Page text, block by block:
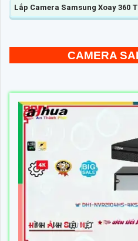
Lắp Camera Samsung Xoay 360
CAMERA